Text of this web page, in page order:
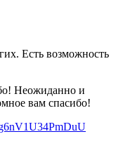
Есть возможность
Неожиданно и
вам спасибо!